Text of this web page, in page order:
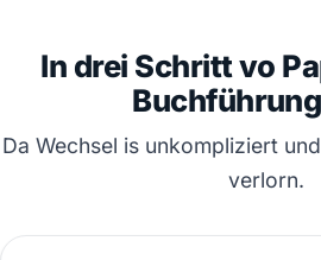
In drei Schritt vo
Da Wechsel is unkompliziert
verlorn.